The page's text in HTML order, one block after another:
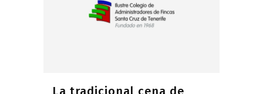
La tradicional cena de